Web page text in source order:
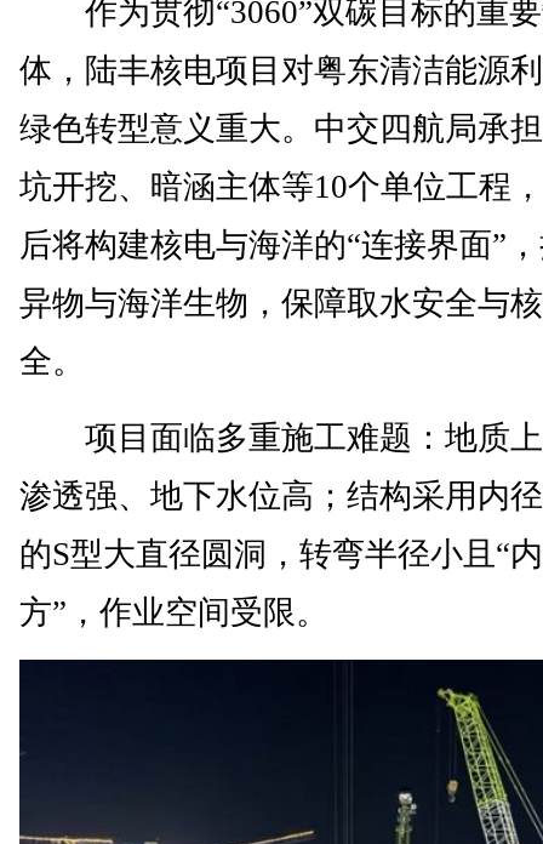
作为贯彻“3060”双碳目标的重
体，陆丰核电项目对粤东清洁能源
绿色转型意义重大。中交四航局承
坑开挖、暗涵主体等10个单位工程
后将构建核电与海洋的“连接界面”
异物与海洋生物，保障取水安全与
全。
项目面临多重施工难题：地质
渗透强、地下水位高；结构采用内
的S型大直径圆洞，转弯半径小且“
方”，作业空间受限。